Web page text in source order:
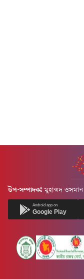
উপ-সম্পাদকঃ মুহাম্মদ ওসমান
Android app on
Google Play